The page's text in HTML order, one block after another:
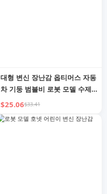
대형 변신 장난감 옵티머스 자동
차 기둥 범블비 로봇 모델 수제
킹콩 7 남자 어린이 정품 5
$25.06$33.41